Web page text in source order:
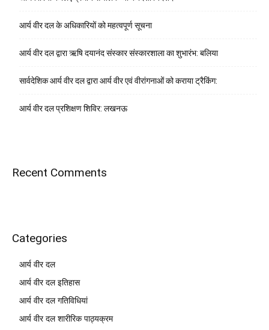
आर्य वीर दल के अधिकारियों को महत्वपूर्ण सूचना
आर्य वीर दल द्वारा ऋषि दयानंद संस्कार संस्कारशाला का शुभारंभ: बलिया
सार्वदेशिक आर्य वीर दल द्वारा आर्य वीर एवं वीरांगनाओं को कराया ट्रैकिंग:
आर्य वीर दल प्रशिक्षण शिविर: लखनऊ
Recent Comments
Categories
आर्य वीर दल
आर्य वीर दल इतिहास
आर्य वीर दल गतिविधियां
आर्य वीर दल शारीरिक पाठ्यक्रम